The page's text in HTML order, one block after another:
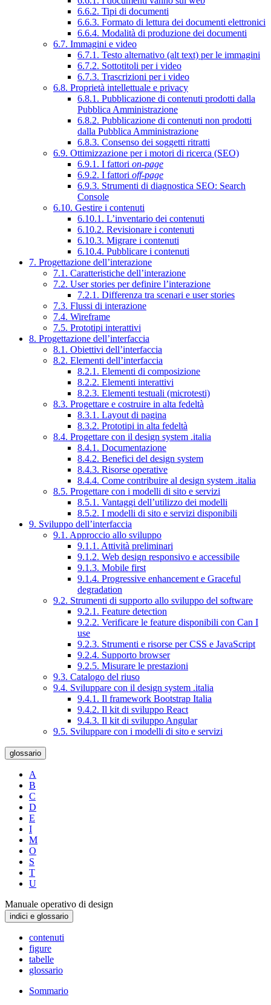
6.6.2. Tipi di documenti
6.6.3. Formato di lettura dei documenti elettronici
6.6.4. Modalità di produzione dei documenti
6.7. Immagini e video
6.7.1. Testo alternativo (alt text) per le immagini
6.7.2. Sottotitoli per i video
6.7.3. Trascrizioni per i video
6.8. Proprietà intellettuale e privacy
6.8.1. Pubblicazione di contenuti prodotti dalla
Pubblica Amministrazione
6.8.2. Pubblicazione di contenuti non prodotti
dalla Pubblica Amministrazione
6.8.3. Consenso dei soggetti ritratti
6.9. Ottimizzazione per i motori di ricerca (SEO)
6.9.1. I fattori on-page
6.9.2. I fattori off-page
6.9.3. Strumenti di diagnostica SEO: Search
Console
6.10. Gestire i contenuti
6.10.1. L’inventario dei contenuti
6.10.2. Revisionare i contenuti
6.10.3. Migrare i contenuti
6.10.4. Pubblicare i contenuti
7. Progettazione dell’interazione
7.1. Caratteristiche dell’interazione
7.2. User stories per definire l’interazione
7.2.1. Differenza tra scenari e user stories
7.3. Flussi di interazione
7.4. Wireframe
7.5. Prototipi interattivi
8. Progettazione dell’interfaccia
8.1. Obiettivi dell’interfaccia
8.2. Elementi dell’interfaccia
8.2.1. Elementi di composizione
8.2.2. Elementi interattivi
8.2.3. Elementi testuali (microtesti)
8.3. Progettare e costruire in alta fedeltà
8.3.1. Layout di pagina
8.3.2. Prototipi in alta fedeltà
8.4. Progettare con il design system .italia
8.4.1. Documentazione
8.4.2. Benefici del design system
8.4.3. Risorse operative
8.4.4. Come contribuire al design system .italia
8.5. Progettare con i modelli di sito e servizi
8.5.1. Vantaggi dell’utilizzo dei modelli
8.5.2. I modelli di sito e servizi disponibili
9. Sviluppo dell’interfaccia
9.1. Approccio allo sviluppo
9.1.1. Attività preliminari
9.1.2. Web design responsivo e accessibile
9.1.3. Mobile first
9.1.4. Progressive enhancement e Graceful
degradation
9.2. Strumenti di supporto allo sviluppo del software
9.2.1. Feature detection
9.2.2. Verificare le feature disponibili con Can I
use
9.2.3. Strumenti e risorse per CSS e JavaScript
9.2.4. Supporto browser
9.2.5. Misurare le prestazioni
9.3. Catalogo del riuso
9.4. Sviluppare con il design system .italia
9.4.1. Il framework Bootstrap Italia
9.4.2. Il kit di sviluppo React
9.4.3. Il kit di sviluppo Angular
9.5. Sviluppare con i modelli di sito e servizi
glossario
A
B
C
D
E
I
M
O
S
T
U
Manuale operativo di design
indici e glossario
contenuti
figure
tabelle
glossario
Sommario